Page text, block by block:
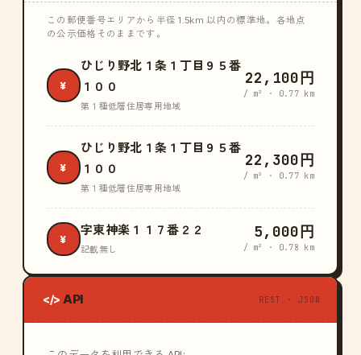
この郵便番号エリアから半径 1.5km 以内の標準地。各地点
の公示価格そのままです。
¥
ひじり野北１条１丁目９５番
１００
第１種低層住居専用地域
22,100円
/ m² · 0.77 km
¥
ひじり野北１条１丁目９５番
１００
第１種低層住居専用地域
22,300円
/ m² · 0.77 km
¥
字東神楽１１７番２２
記載無し
5,000円
/ m² · 0.78 km
</> API REST · JSON